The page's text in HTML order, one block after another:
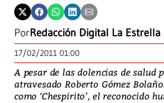
PorRedacción Digital La Estrella
17/02/2011 01:00
A pesar de las dolencias de salud
atravesado Roberto Gómez
como ‘Chespirito’, el reconocido